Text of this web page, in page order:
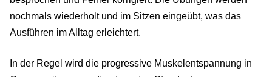
nochmals wiederholt und im Sitzen eingeübt, was das
Ausführen im Alltag erleichtert.
In der Regel wird die progressive Muskelentspannung in